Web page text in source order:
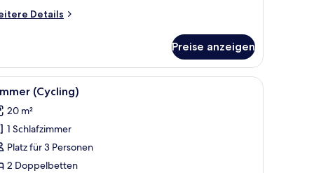
Details
Preise anzeigen
und Meerblick vom Balkon.Zimmer (Cycling) | Schreibtisch,
4 (Cycling)
20 m²
1 Schlafzimmer
Platz für 3 Personen
2 Doppelbetten